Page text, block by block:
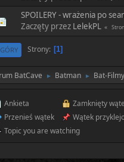
SPOILERY - wrażenia po
Zaczęty przez LelekPL
Strony 1
BatCave ► Batman ► Bat-Filmy
Ankieta
Przenieś wątek
Zamknięty
Wątek
Topic you are watching